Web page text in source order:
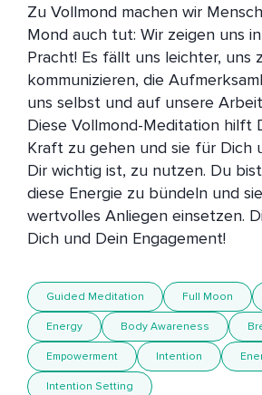
Zu Vollmond machen wir
Mond auch tut: Wir zeigen uns
Pracht! Es fällt uns leichter, uns
kommunizieren, die
uns selbst und auf unsere
Diese Vollmond-Meditation hilft
Kraft zu gehen und sie für Dich
Dir wichtig ist, zu nutzen. Du
diese Energie zu bündeln und
wertvolles Anliegen einsetzen.
Dich und Dein Engagement!
Guided Meditation Full Moon
Energy Body Awareness
Empowerment Intention
Intention Setting